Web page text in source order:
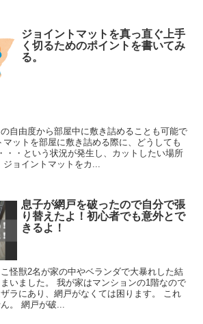
ジョイントマットを真っ直ぐ上手
く切るためのポイントを書いてみ
る。
自由度から部屋中に敷き詰めることも可能で
ットを部屋に敷き詰める際に、どうしても
・・という状況が発生し、カットしたい場所
ョイントマットをカ...
息子が網戸を破ったので自分で張
り替えたよ！初心者でも意外とで
きるよ！
怪獣2名が家の中やベランダで大暴れした結
いました。 我が家はマンションの1階なので
ラにあり、網戸がなくては困ります。 これ
。 網戸が破...